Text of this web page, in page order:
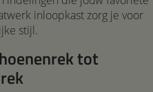
inloopkast zorg je voor
stijl.
tot